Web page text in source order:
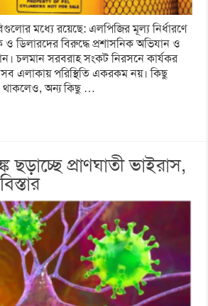
মধ্যে রয়েছে: এলপিজির মূল্য নির্ধারণে
ও ডিলারদের বিরুদ্ধে প্রশাসনিক অভিযান ও
চলমান সরবরাহ সংকট নিরসনে কার্যকর
সব এলাকায় পরিস্থিতি একরকম নয়। কিছু
থাকলেও, অন্য কিছু …
প্রাণঘাতী ভাইরাস,